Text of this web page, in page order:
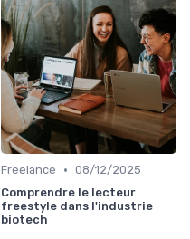
Freelance • 08/12/2025
Comprendre le lecteur
freestyle dans l'industrie
biotech